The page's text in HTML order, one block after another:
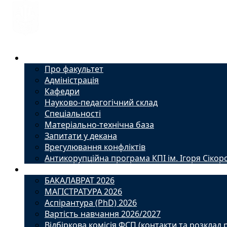
Про факультет
Адміністрація
Кафедри
Науково-педагогічний склад
Спеціальності
Матеріально-технічна база
Запитати у декана
Врегулювання конфліктів
Антикорупційна програма КПІ ім. Ігоря
БАКАЛАВРАТ 2026
МАГІСТРАТУРА 2026
Аспірантура (PhD) 2026
Вартість навчання 2026/2027